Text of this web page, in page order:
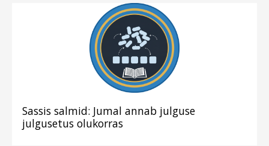
Sassis salmid: Jumal annab julguse
julgusetus olukorras